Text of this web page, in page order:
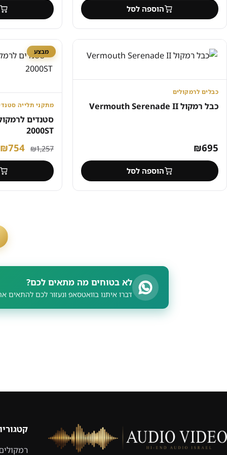
₪773.
הוא:
₪335.
הוספה לסל
כבלים לרמקולים
כבל רמקול Vermouth Serenade II
₪695
הוספה לסל
מבצע
מתקני תלייה
2000ST
₪1,257
המחיר
₪754
לא בטוחים מה מתאים לכם?
דברו איתנו בוואטסאפ ונעזור לכם להתאים